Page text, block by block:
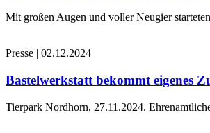
Mit großen Augen und voller Neugier
Presse | 02.12.2024
Bastelwerkstatt bekommt eigenes
Tierpark Nordhorn, 27.11.2024.